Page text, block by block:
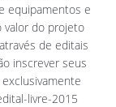
equipamentos e
valor do projeto
de editais
inscrever seus
livre-2015